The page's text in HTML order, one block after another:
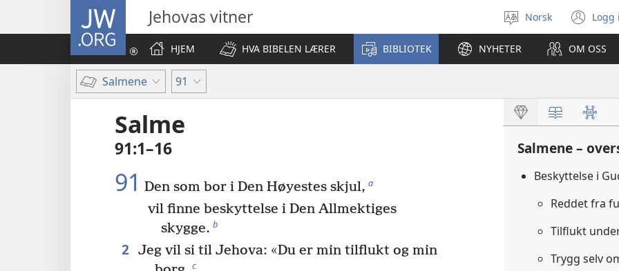
JW.ORG Jehovas vitner
Velg
språk
Norsk Logg
nytt
HJEM
HVA BIBELEN LÆRER BIBLIOTEK NYHETER OM OSS
Salmene 91
Salme
91:1–16
91 Den som bor i Den Høyestes skjul, a
vil finne beskyttelse i Den Allmektiges
skygge. b
2 Jeg vil si til Jehova: «Du er min tilflukt og min
c
Salmene –
Beskyttelse i
Reddet fra
Tilflukt
Trygg selv